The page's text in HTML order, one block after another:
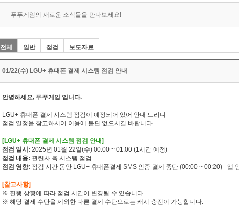
푸푸게임의 새로운 소식들을 만나보세요!
전체 일반 점검 보도자료
01/22(수) LGU+ 휴대폰 결제 시스템 점검 안내
안녕하세요, 푸푸게임 입니다.
LGU+ 휴대폰 결제 시스템 점검이 예정되어 있어 안내 드리니
점검 일정을 참고하시어 이용에 불편 없으시길 바랍니다.
[LGU+ 휴대폰 결제 시스템 점검 안내]
점검 일시: 2025년 01월 22일(수) 00:00 ~ 01:00 (1시간 예정)
점검 내용: 관련사 측 시스템 점검
점검 영향: 점검 시간 동안 LGU+ 휴대폰결제 SMS 인증 결제 중단 (00:00 ~ 00:20) - 앱
[참고사항]
※ 진행 상황에 따라 점검 시간이 변경될 수 있습니다.
※ 해당 결제 수단을 제외한 다른 결제 수단으로는 캐시 충전이 가능합니다.